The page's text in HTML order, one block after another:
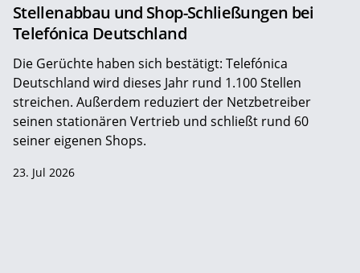
Stellenabbau und Shop-Schließungen bei
Telefónica Deutschland
Die Gerüchte haben sich bestätigt: Telefónica
Deutschland wird dieses Jahr rund 1.100 Stellen
streichen. Außerdem reduziert der Netzbetreiber
seinen stationären Vertrieb und schließt rund 60
seiner eigenen Shops.
23. Jul 2026